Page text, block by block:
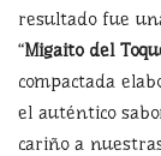
resultado fue
“Migaito del
compactada
el auténtico
cariño a